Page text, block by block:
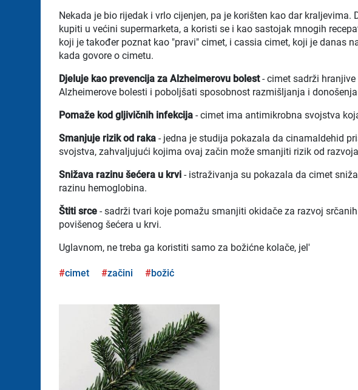
Nekada je bio rijedak i vrlo cijenjen, pa je korišten kao dar
kupiti u većini supermarketa, a koristi se i kao sastojak mnogih
koji je također poznat kao "pravi" cimet, i cassia cimet, koji je danas
kada govore o cimetu.
Djeluje kao prevencija za Alzheimerovu bolest- cimet sadrži
Alzheimerove bolesti i poboljšati sposobnost razmišljanja i
Pomaže kod gljivičnih infekcija - cimet ima antimikrobna svojstva
Smanjuje rizik od raka - jedna je studija pokazala da cinamaldehid
svojstva, zahvaljujući kojima ovaj začin može smanjiti rizik od
Snižava razinu šećera u krvi - istraživanja su pokazala da cimet
razinu hemoglobina.
Štiti srce - sadrži tvari koje pomažu smanjiti okidače za razvoj
povišenog šećera u krvi.
Uglavnom, ne treba ga koristiti samo za božićne kolače, jel'
cimet začini božić